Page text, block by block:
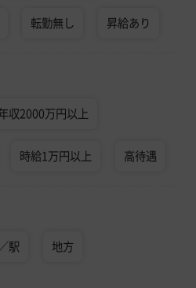
転勤無し 昇給あり
収2000万円以上
時給1万円以上 高待遇
駅 地方